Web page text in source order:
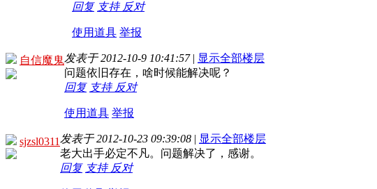
回复 支持 反对
使用道具 举报
自信魔鬼发表于 2012-10-9 10:41:57 | 显示全部楼层
问题依旧存在，啥时候能解决呢？
回复 支持 反对
使用道具 举报
sjzsl0311发表于 2012-10-23 09:39:08 | 显示全部楼层
老大出手必定不凡。问题解决了，感谢。
回复 支持 反对